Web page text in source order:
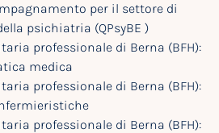
per il settore di
psichiatria (QPsyBE )
professionale di Berna (BFH):
medica
professionale di Berna (BFH):
professionale di Berna (BFH):